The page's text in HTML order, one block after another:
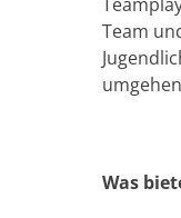
Team
Was